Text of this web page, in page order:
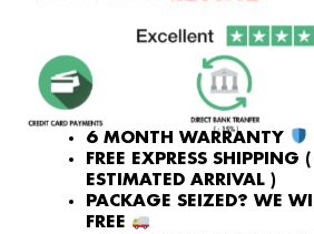
PRICE
WAS:
£301.00.
IS:
6 MONTH WARRANTY
FREE EXPRESS SHIPPING
ESTIMATED ARRIVAL )
PACKAGE SEIZED? WE
FREE